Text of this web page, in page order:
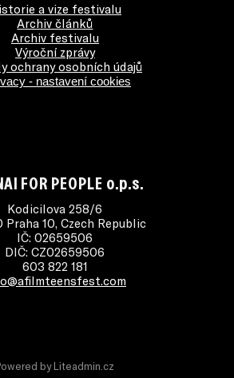
a vize festivalu
Archiv článků
Archiv festivalu
Výroční zprávy
ochrany osobních údajů
- nastavení cookies
FOR PEOPLE o.p.s.
Kodicilova 258/6
Praha 10, Czech Republic
IČ: 02659506
DIČ: CZ02659506
603 822 181
byLiteadmin.cz